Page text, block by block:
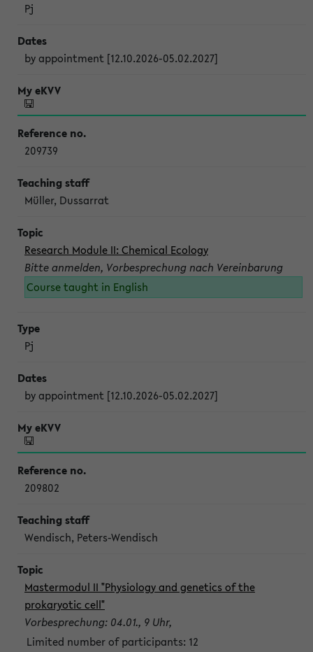
Pj
by appointment [12.10.2026-05.02.2027]
209739
Müller, Dussarrat
Research Module II: Chemical Ecology
Bitte anmelden, Vorbesprechung nach Vereinbarung
Course taught in English
Pj
by appointment [12.10.2026-05.02.2027]
209802
Wendisch, Peters-Wendisch
Mastermodul II "Physiology and genetics of the
prokaryotic cell"
Vorbesprechung: 04.01., 9 Uhr,
Limited number of participants: 12